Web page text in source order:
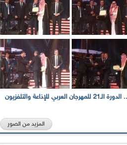
بالصور... الدورة الـ21 للمهرجان العربي للإذاعة والتلفزيون
المزيد من الصور